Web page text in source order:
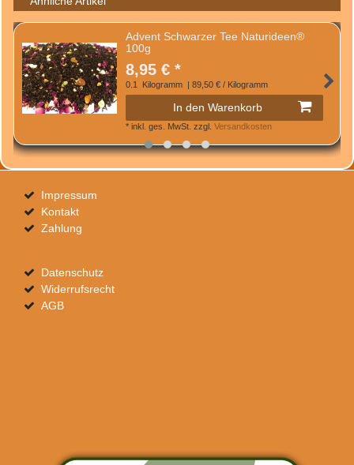
Advent Schwarzer Tee Naturideen®
100g
8,95 € *
0.1 Kilogramm | 89,50 € / Kilogramm
In den Warenkorb
* inkl. ges. MwSt. zzgl. Versandkosten
Impressum
Kontakt
Zahlung
Datenschutz
Widerrufsrecht
AGB